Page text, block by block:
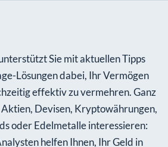
Sie mit aktuellen Tipps
Lösungen dabei, Ihr Vermögen
effektiv zu vermehren. Ganz
Aktien, Devisen, Kryptowährungen,
oder Edelmetalle interessieren:
helfen Ihnen, Ihr Geld in